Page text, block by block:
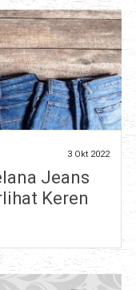
3 Okt 2022
Jeans
Keren